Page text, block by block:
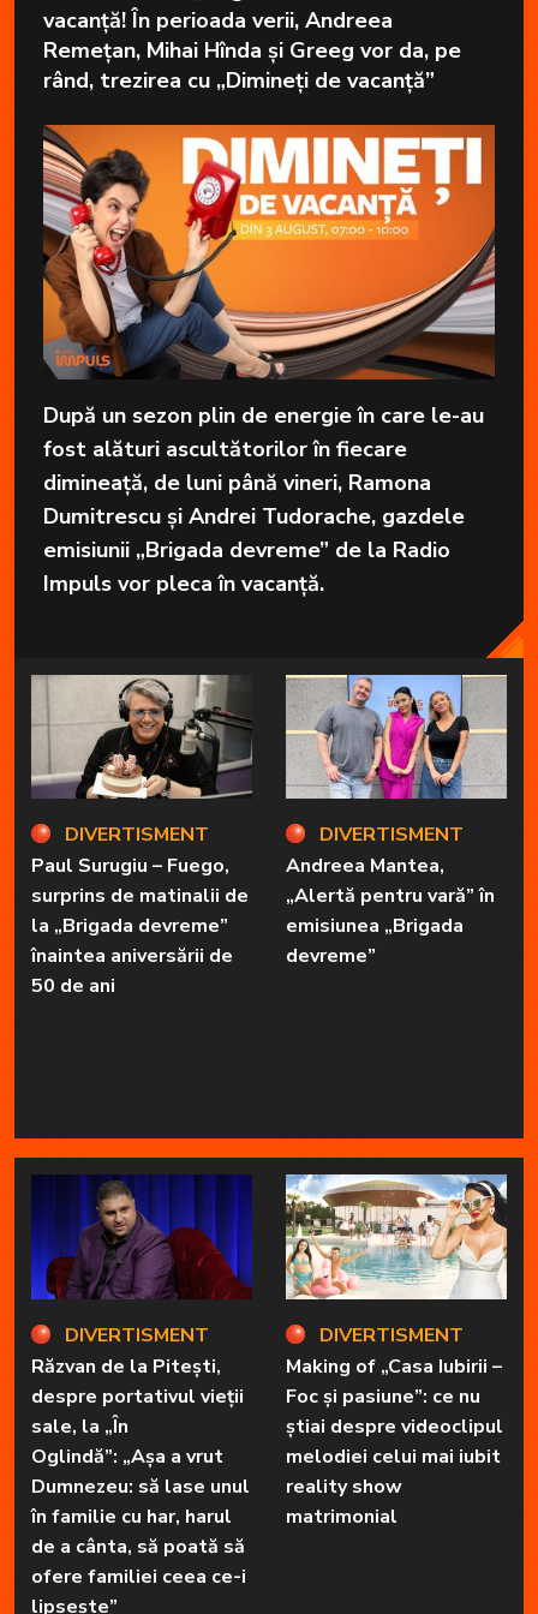
vacanță! În perioada verii, Andreea
Remețan, Mihai Hînda și Greeg vor da, pe
rând, trezirea cu „Dimineți de vacanță”
După un sezon plin de energie în care le-au
fost alături ascultătorilor în fiecare
dimineață, de luni până vineri, Ramona
Dumitrescu și Andrei Tudorache, gazdele
emisiunii „Brigada devreme” de la Radio
Impuls vor pleca în vacanță.
DIVERTISMENT
Paul Surugiu – Fuego,
surprins de matinalii de
la „Brigada devreme”
înaintea aniversării de
50 de ani
DIVERTISMENT
Răzvan de la Pitești,
despre portativul vieții
sale, la „În
Oglindă”: „Așa a vrut
Dumnezeu: să lase unul
în familie cu har, harul
de a cânta, să poată să
ofere familiei ceea ce-i
lipsește”
DIVERTISMENT
Andreea Mantea,
„Alertă pentru vară” în
emisiunea „Brigada
devreme”
DIVERTISMENT
Making of „Casa Iubirii –
Foc și pasiune”: ce nu
știai despre videoclipul
melodiei celui mai iubit
reality show
matrimonial